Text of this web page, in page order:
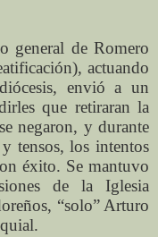
general de Romero
actuando
envió a un
que retiraran la
negaron, y durante
tensos, los intentos
éxito. Se mantuvo
de la Iglesia
“solo” Arturo